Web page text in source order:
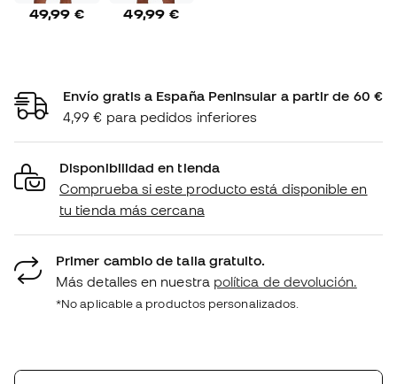
49,99 € 49,99 €
Envío gratis a España Peninsular a partir de 60 €
4,99 € para pedidos inferiores
Disponibilidad en tienda
Comprueba si este producto está disponible en
tu tienda más cercana
Primer cambio de talla gratuito.
Más detalles en nuestra política de devolución.
*No aplicable a productos personalizados.